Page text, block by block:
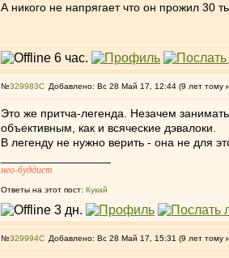
А никого не напрягает что он прожил 30
№329983 Добавлено: Вс 28 Май 17, 12:44 (9 лет тому
Это же притча-легенда. Незачем
объективным, как и всяческие дэвалоки.
В легенду не нужно верить - она не для
нео-буддист
Ответы на этот пост: Кукай
№329994 Добавлено: Вс 28 Май 17, 15:31 (9 лет тому